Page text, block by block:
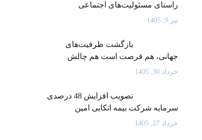
راستای مسئولیت‌های اجتماعی
تیر 9, 1405
بازگشت ظرفیت‌های
جهانی، هم فرصت است هم چالش
خرداد 30, 1405
تصویب افزایش 48 درصدی
سرمایه شرکت بیمه اتکایی امین
خرداد 27, 1405